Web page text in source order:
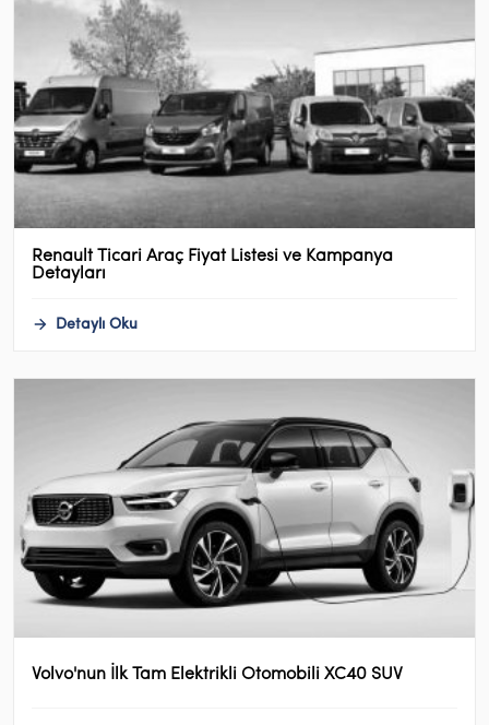
Renault Ticari Araç Fiyat Listesi ve Kampanya
Detayları
Detaylı Oku
Volvo'nun İlk Tam Elektrikli Otomobili XC40 SUV